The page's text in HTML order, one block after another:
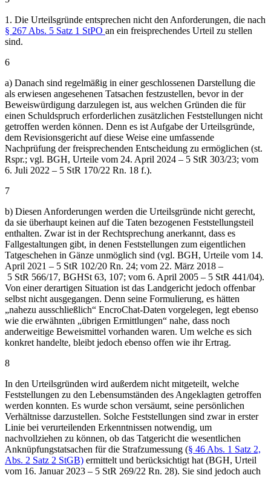
1. Die Urteilsgründe entsprechen nicht den Anforderungen, die nach
§ 267 Abs. 5 Satz 1 StPO an ein freisprechendes Urteil zu stellen
sind.
6
a) Danach sind regelmäßig in einer geschlossenen Darstellung die
als erwiesen angesehenen Tatsachen festzustellen, bevor in der
Beweiswürdigung darzulegen ist, aus welchen Gründen die für
einen Schuldspruch erforderlichen zusätzlichen Feststellungen nicht
getroffen werden können. Denn es ist Aufgabe der Urteilsgründe,
dem Revisionsgericht auf diese Weise eine umfassende
Nachprüfung der freisprechenden Entscheidung zu ermöglichen (st.
Rspr.; vgl. BGH, Urteile vom 24. April 2024 – 5 StR 303/23; vom
6. Juli 2022 – 5 StR 170/22 Rn. 18 f.).
7
b) Diesen Anforderungen werden die Urteilsgründe nicht gerecht,
da sie überhaupt keinen auf die Taten bezogenen Feststellungsteil
enthalten. Zwar ist in der Rechtsprechung anerkannt, dass es
Fallgestaltungen gibt, in denen Feststellungen zum eigentlichen
Tatgeschehen in Gänze unmöglich sind (vgl. BGH, Urteile vom 14.
April 2021 – 5 StR 102/20 Rn. 24; vom 22. März 2018 –
5 StR 566/17, BGHSt 63, 107; vom 6. April 2005 – 5 StR 441/04).
Von einer derartigen Situation ist das Landgericht jedoch offenbar
selbst nicht ausgegangen. Denn seine Formulierung, es hätten
„nahezu ausschließlich“ EncroChat-Daten vorgelegen, legt ebenso
wie die erwähnten „übrigen Ermittlungen“ nahe, dass noch
anderweitige Beweismittel vorhanden waren. Um welche es sich
konkret handelte, bleibt jedoch ebenso offen wie ihr Ertrag.
8
In den Urteilsgründen wird außerdem nicht mitgeteilt, welche
Feststellungen zu den Lebensumständen des Angeklagten getroffen
werden konnten. Es wurde schon versäumt, seine persönlichen
Verhältnisse darzustellen. Solche Feststellungen sind zwar in erster
Linie bei verurteilenden Erkenntnissen notwendig, um
nachvollziehen zu können, ob das Tatgericht die wesentlichen
Anknüpfungstatsachen für die Strafzumessung (§ 46 Abs. 1 Satz 2,
Abs. 2 Satz 2 StGB) ermittelt und berücksichtigt hat (BGH, Urteil
vom 16. Januar 2023 – 5 StR 269/22 Rn. 28). Sie sind jedoch auch